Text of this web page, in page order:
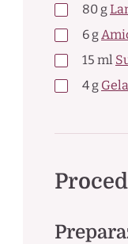
80 g
6 g
15 ml
4 g